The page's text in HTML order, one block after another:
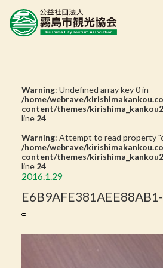
Warning: Undefined array key 0 in
/home/webrave/
content/themes/
line 24
Warning: Attempt to read property
/home/webrave/
content/themes/
line 24
2016.1.29